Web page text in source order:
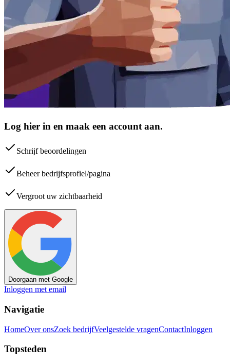
Log hier in en maak een account aan.
Schrijf beoordelingen
Beheer bedrijfsprofiel/pagina
Vergroot uw zichtbaarheid
Doorgaan met Google
Inloggen met email
Navigatie
HomeOver onsZoek bedrijfVeelgestelde vragenContactInloggen
Topsteden